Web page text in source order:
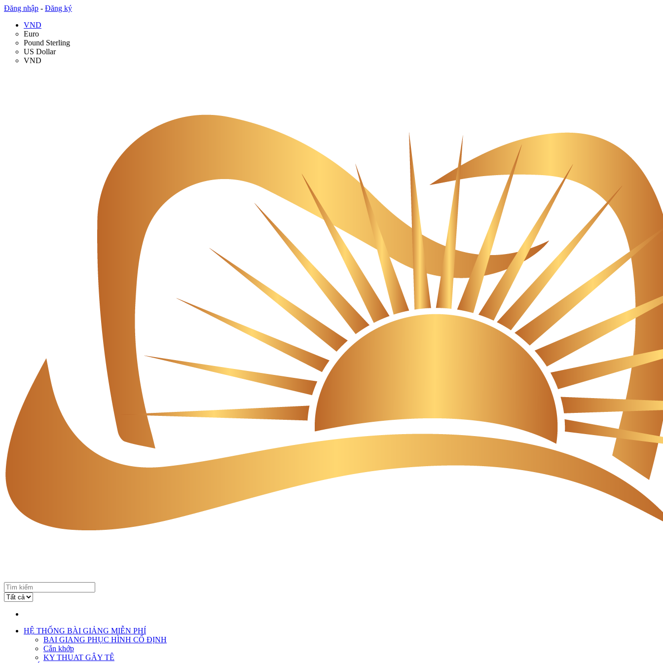
Đăng nhập - Đăng ký
VND
Euro
Pound Sterling
US Dollar
VND
HỆ THỐNG BÀI GIẢNG MIỄN PHÍ
BAI GIANG PHỤC HÌNH CỐ ĐỊNH
Cắn khớp
KY THUAT GÂY TÊ